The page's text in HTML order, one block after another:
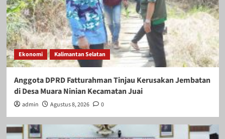
Ekonomi Kalimantan Selatan
Anggota DPRD Fatturahman Tinjau Kerusakan Jembatan
di Desa Muara Ninian Kecamatan Juai
admin Agustus 8, 2026 0